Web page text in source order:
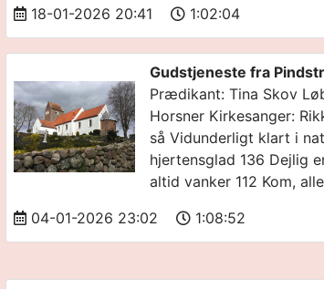
18-01-2026 20:41 1:02:04
Gudstjeneste fra
Prædikant: Tina Skov
Horsner Kirkesanger:
så Vidunderligt klart i
hjertensglad 136 Dejlig
altid vanker 112 Kom,
04-01-2026 23:02 1:08:52